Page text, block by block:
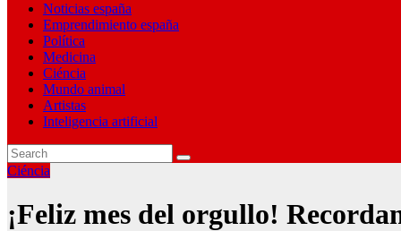
Noticias españa
Emprendimiento españa
Política
Medicina
Ciéncia
Mundo animal
Artistas
Inteligencia artificial
Ciéncia
¡Feliz mes del orgullo!